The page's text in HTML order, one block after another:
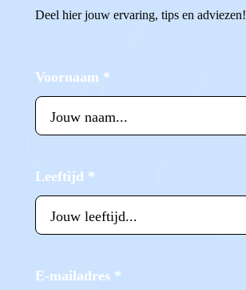
Deel hier jouw ervaring, tips en adviezen!
Voornaam *
Leeftijd *
E-mailadres *